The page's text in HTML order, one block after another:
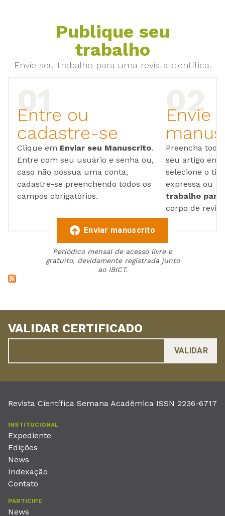
Publique seu
trabalho
Envie seu trabalho para uma revista científica.
Entre ou
cadastre-se
Clique em Enviar seu Manuscrito.
Entre com seu usuário e senha ou,
caso não possua uma conta,
cadastre-se preenchendo todos os
campos obrigatórios.
Envie
Preencha
seu artigo em
selecione o
expressa ou
trabalho para
corpo de
Enviar manuscrito
Periódico mensal de acesso livre e
gratuito, devidamente registrada junto
ao IBICT.
VALIDAR CERTIFICADO
Revista Científica Semana Acadêmica ISSN 2236-6717
INSTITUCIONAL
Expediente
Edições
News
Indexação
Contato
PARTICIPE
News